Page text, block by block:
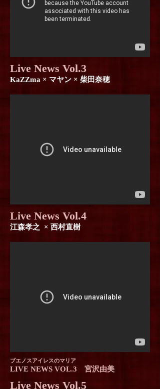
Live News Vol.3
KaZZma × マヤン × 柴田奈穂
Live News Vol.4
江森孝之 × 西村直樹
ブエノスアイレスのマリア
LIVE NEWS VOL.3 宮沢由美
Live News Vol.5